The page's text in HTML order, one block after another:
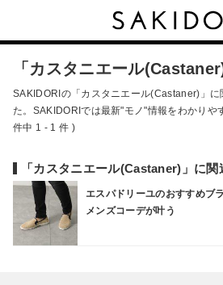
「カスタニエール
SAKIDORIの「カスタニエール(Castaner)」に
た。SAKIDORIでは最新"モノ"情報をわかりや
件中 1 - 1 件 )
「カスタニエール(Castaner)」に
エスパドリーユのおすすめブ
メンズコーデが叶う